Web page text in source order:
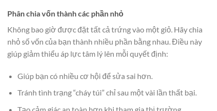
Phân chia vốn thành các phần nhỏ
Không bao giờ được đặt tất cả trứng vào một giỏ. Hãy chia
nhỏ số vốn của bạn thành nhiều phần bằng nhau. Điều này
giúp giảm thiểu áp lực tâm lý lên mỗi quyết định:
Giúp bạn có nhiều cơ hội để sửa sai hơn.
Tránh tình trạng “cháy túi” chỉ sau một vài lần thất bại.